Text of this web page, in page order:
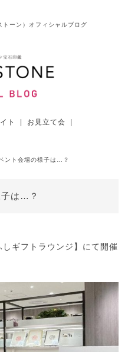
ーン）オフィシャルブログ
ト お見立て会
ント会場の様子は…？
は…？
ギフトラウンジ】にて開催